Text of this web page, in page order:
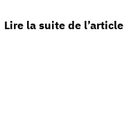
Lire la suite de l’article